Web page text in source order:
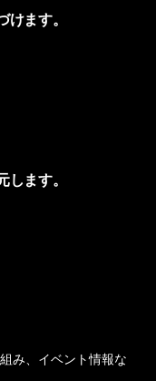
ます。
ます。
み、イベント情報な